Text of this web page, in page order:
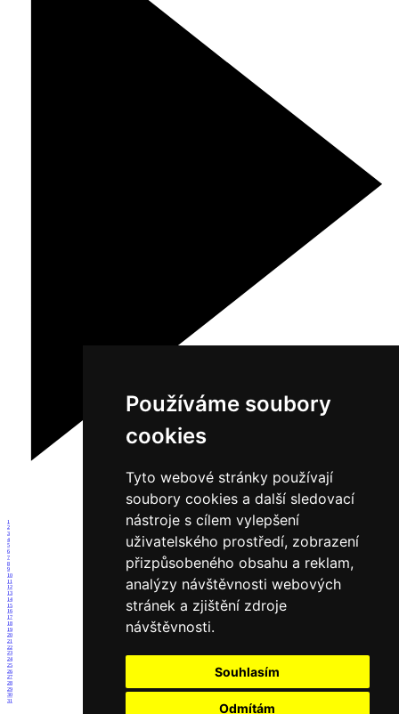
Používáme soubory
cookies
Tyto webové stránky používají
soubory cookies a další sledovací
nástroje s cílem vylepšení
uživatelského prostředí, zobrazení
přizpůsobeného obsahu a reklam,
analýzy návštěvnosti webových
stránek a zjištění zdroje
návštěvnosti.
Souhlasím
Odmítám
1
2
3
4
5
6
7
8
9
10
11
12
13
14
15
16
17
18
19
20
21
22
23
24
25
26
27
28
29
30
31